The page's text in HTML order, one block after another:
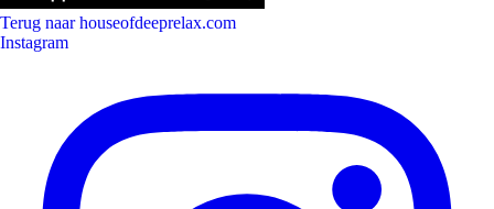
Terug naar houseofdeeprelax.com
Instagram